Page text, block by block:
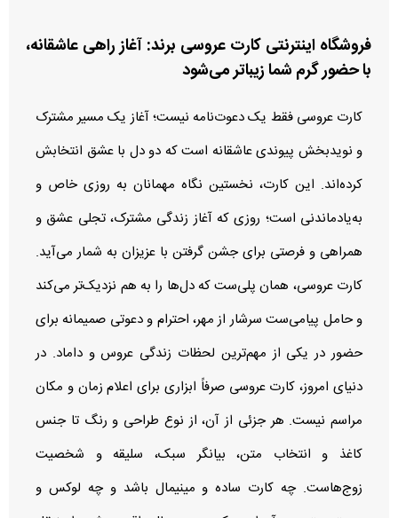
فروشگاه اینترنتی کارت عروسی برند: آغاز راهی عاشقانه،
با حضور گرم شما زیباتر می‌شود
کارت عروسی فقط یک دعوت‌نامه نیست؛ آغاز یک مسیر مشترک
و نویدبخش پیوندی عاشقانه است که دو دل با عشق انتخابش
کرده‌اند. این کارت، نخستین نگاه مهمانان به روزی خاص و
به‌یادماندنی است؛ روزی که آغاز زندگی مشترک، تجلی عشق و
همراهی و فرصتی برای جشن گرفتن با عزیزان به شمار می‌آید.
کارت عروسی، همان پلی‌ست که دل‌ها را به هم نزدیک‌تر می‌کند
و حامل پیامی‌ست سرشار از مهر، احترام و دعوتی صمیمانه برای
حضور در یکی از مهم‌ترین لحظات زندگی عروس و داماد. در
دنیای امروز، کارت عروسی صرفاً ابزاری برای اعلام زمان و مکان
مراسم نیست. هر جزئی از آن، از نوع طراحی و رنگ تا جنس
کاغذ و انتخاب متن، بیانگر سبک، سلیقه و شخصیت
زوج‌هاست. چه کارت ساده و مینیمال باشد و چه لوکس و